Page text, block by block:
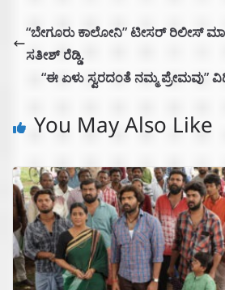
“ಬೇಗೂರು ಕಾಲೋನಿ” ಟೀಸರ್ ರಿಲೀಸ್
ಸತೀಶ್ ರೆಡ್ಡಿ.
“ಈ ಏಳು ಸ್ವರದಂತೆ ನಮ್ಮ
You May Also Like